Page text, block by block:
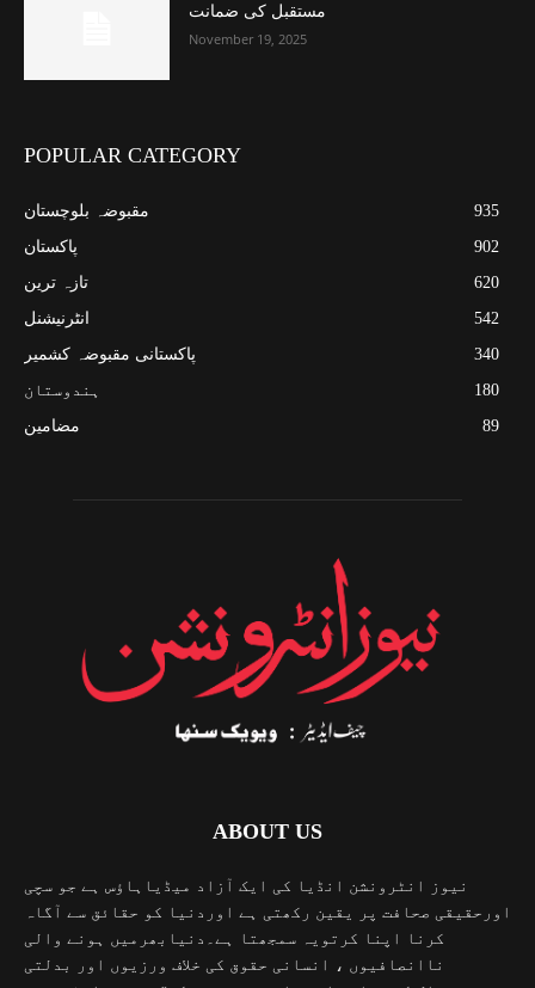
مستقبل کی ضمانت
November 19, 2025
POPULAR CATEGORY
مقبوضہ بلوچستان
935
پاکستان
902
تازہ ترین
620
انٹرنیشنل
542
پاکستانی مقبوضہ کشمیر
340
ہندوستان
180
مضامین
89
ABOUT US
نیوز انٹرونشن انڈیا کی ایک آزاد میڈیاہاؤس ہے جو سچی
اورحقیقی صحافت پر یقین رکھتی ہے اوردنیا کو حقائق سے آگاہ
کرنا اپنا کرتویہ سمجھتا ہے۔دنیابھرمیں ہونے والی
ناانصافیوں ، انسانی حقوق کی خلاف ورزیوں اور بدلتی